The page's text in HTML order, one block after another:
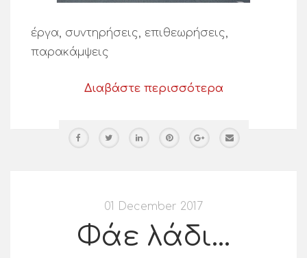
έργα, συντηρήσεις, επιθεωρήσεις,
παρακάμψεις
Διαβάστε περισσότερα
01 December 2017
Φάε λάδι…